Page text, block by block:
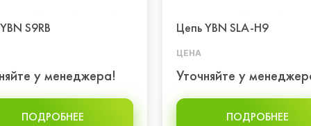
S9RB
у менеджера!
ПОДРОБНЕЕ
Цепь YBN SLA-H9
ЦЕНА
Уточняйте у
ПОДРОБНЕЕ